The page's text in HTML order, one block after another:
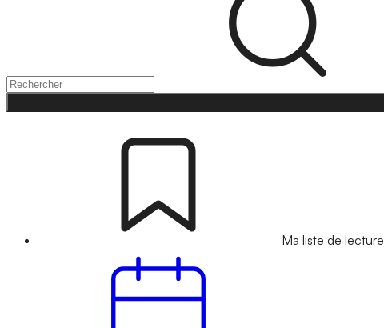
Ma liste de lecture